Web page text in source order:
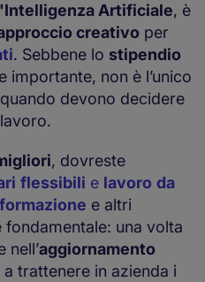
Artificiale, è
creativo per
. Sebbene lo stipendio
importante, non è l’unico
devono decidere
, dovreste
flessibili e lavoro da
formazione e altri
una volta
nell’aggiornamento
trattenere in azienda i